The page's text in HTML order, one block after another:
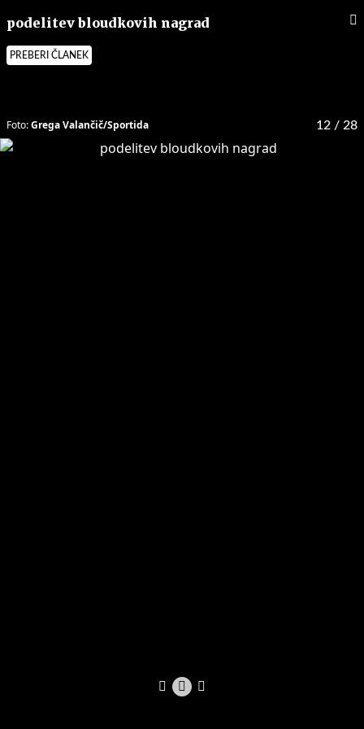
podelitev bloudkovih nagrad
PREBERI ČLANEK
12 / 28
Foto:Grega Valančič/Sportida